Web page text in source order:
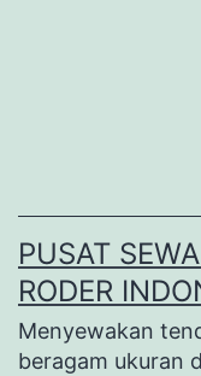
PUSAT
RODER
Menyewakan
beragam ukuran